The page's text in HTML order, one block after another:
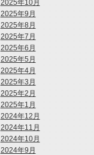
2025年10月
2025年9月
2025年8月
2025年7月
2025年6月
2025年5月
2025年4月
2025年3月
2025年2月
2025年1月
2024年12月
2024年11月
2024年10月
2024年9月